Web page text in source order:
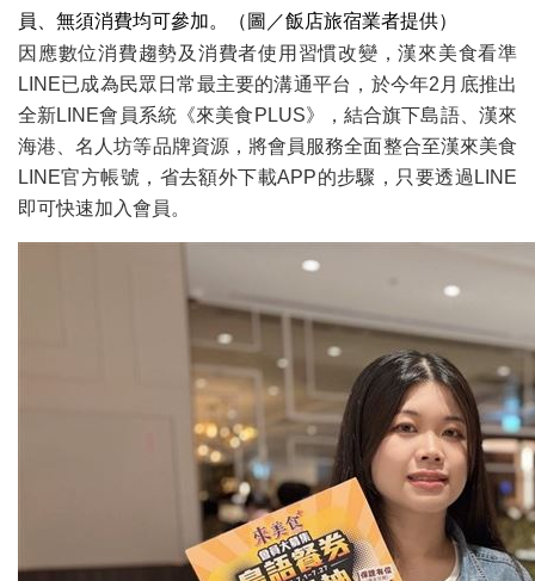
員、無須消費均可參加。（圖／飯店旅宿業者提供）
因應數位消費趨勢及消費者使用習慣改變，漢來美食看準
LINE已成為民眾日常最主要的溝通平台，於今年2月底推出
全新LINE會員系統《來美食PLUS》，結合旗下島語、漢來
海港、名人坊等品牌資源，將會員服務全面整合至漢來美食
LINE官方帳號，省去額外下載APP的步驟，只要透過LINE
即可快速加入會員。